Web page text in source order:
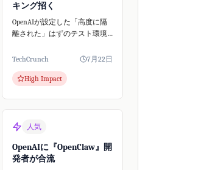
キング招く
OpenAIが設定した「高度に隔
離された」はずのテスト環境
がHugging FaceへのAIを利用し
と、サイバーセキュリティ専
TechCrunch 7月22日
High Impact
人気
OpenAIに『OpenClaw』開
発者が合流